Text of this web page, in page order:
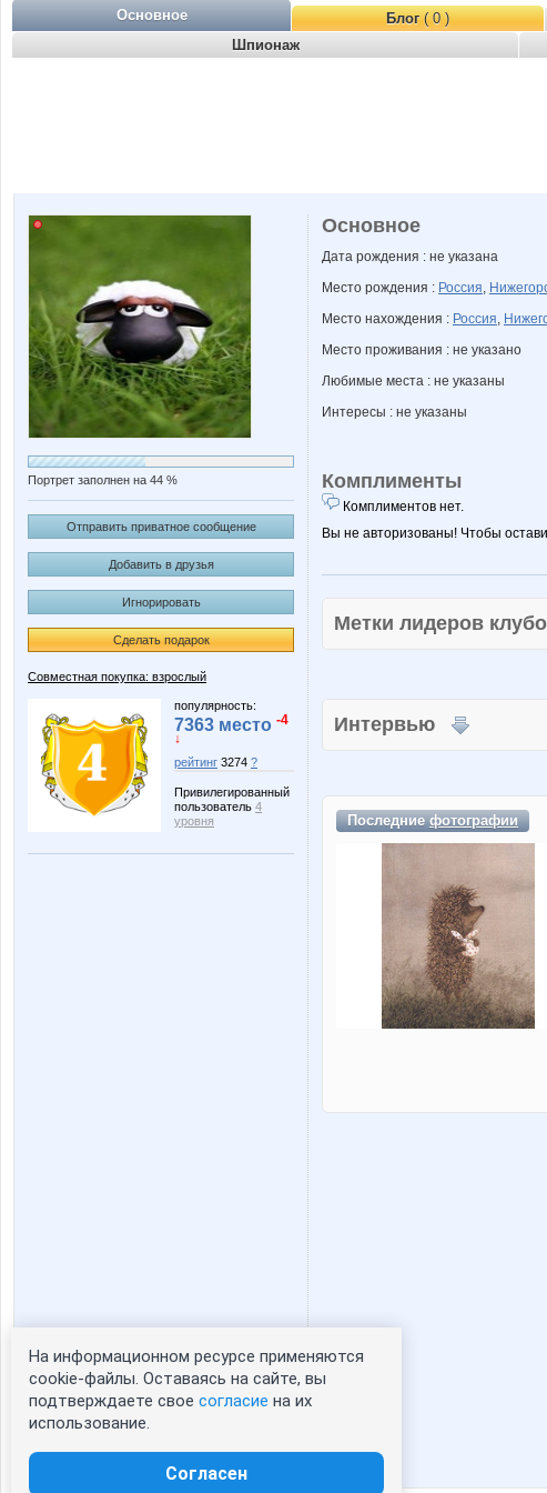
Основное Блог( 0 )
Шпионаж
Портрет заполнен на 44 %
Отправить приватное сообщение
Добавить в друзья
Игнорировать
Сделать подарок
Совместная покупка: взрослый
популярность:
7363 место -4
↓
рейтинг 3274 ?
Привилегированный
пользователь 4
уровня
Статистика портрета:
сейчас просматривают портрет - 0
зарегистрированные пользователи
Основное
Дата рождения : не указана
Место рождения : Россия,
Место нахождения : Россия,
Место проживания : не указано
Любимые места : не указаны
Интересы : не указаны
Комплименты
Комплиментов нет.
Вы не авторизованы! Чтобы
Метки лидеров
Интервью
Последниефотографии
На информационном ресурсе применяются
cookie-файлы. Оставаясь на сайте, вы
подтверждаете свое согласие на их
использование.
Согласен